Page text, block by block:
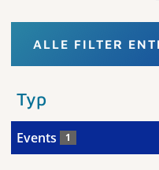
ALLE FILTER
Typ
Events 1